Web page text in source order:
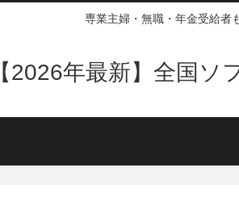
専業主婦・無職・年金受給者
【2026年最新】全国